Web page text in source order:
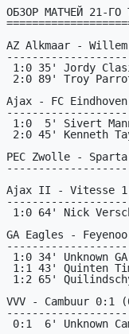
ОБЗОР МАТЧЕЙ 21-ГО
AZ Alkmaar -
Ajax - FC
PEC Zwolle -
Ajax II - Vitesse
GA Eagles -
VVV - Cambuur 0:1